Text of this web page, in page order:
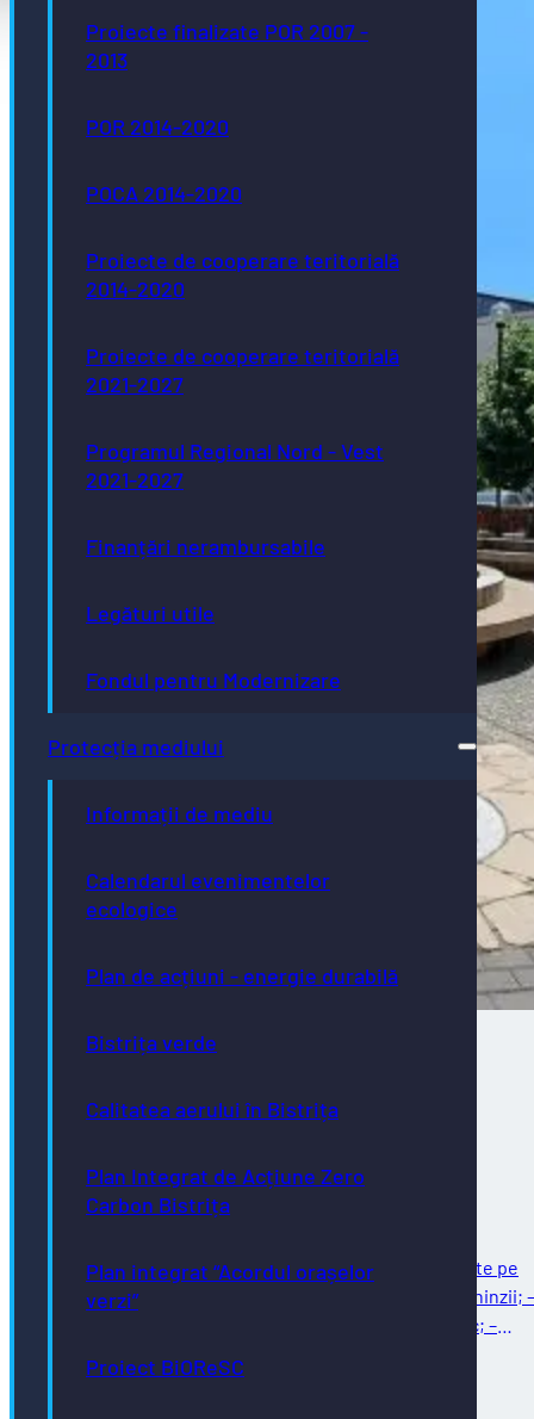
Proiecte finalizate POR 2007 -
2013
POR 2014-2020
POCA 2014-2020
Proiecte de cooperare teritorială
2014-2020
Proiecte de cooperare teritorială
2021-2027
Programul Regional Nord - Vest
2021-2027
Finanțări nerambursabile
Legături utile
Fondul pentru Modernizare
Protecția mediului
Informații de mediu
Calendarul evenimentelor
ecologice
Plan de acțiuni - energie durabilă
Bistrița verde
Calitatea aerului în Bistrița
Plan Integrat de Acțiune Zero
Carbon Bistrița
Plan integrat “Acordul orașelor
verzi”
Proiect BiOReSC
Direcţia de Infrastructură și Servicii –
02.08.2026 – 07.08.2026
Întreținere străzi Reparații curente: – reparații curente pe
strada Ghinzii; – amenajare parcare la sol pe strada Ghinzii; –
îndreptat și remontat stâlpi din fontă, beton și plastic; –
03/08/2026